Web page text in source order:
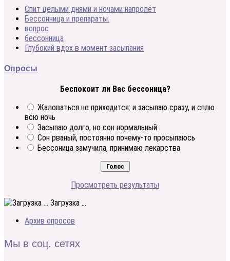
Спит целыми днями и ночами напролёт
Бессонница и препараты.
вопрос
бессонница
Глубокий вдох в момент засыпания
Опросы
Беспокоит ли Вас бессоница?
Жаловаться не приходится: и засыпаю сразу, и сплю
всю ночь
Засыпаю долго, но сон нормальный
Сон рваный, постоянно почему-то просыпаюсь
Бессоница замучила, принимаю лекарства
Просмотреть результаты
Загрузка ...
Архив опросов
Мы в соц. сетях